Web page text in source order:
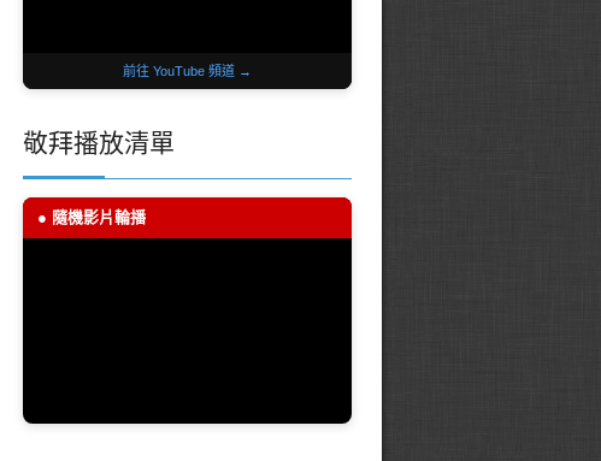
前往 YouTube 頻道 →
敬拜播放清單
● 隨機影片輪播